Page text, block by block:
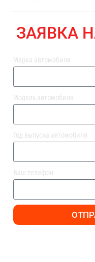
ЗАЯВКА
Марка автомобиля
Модель автомобиля
Год выпуска автомобиля
Ваш телефон